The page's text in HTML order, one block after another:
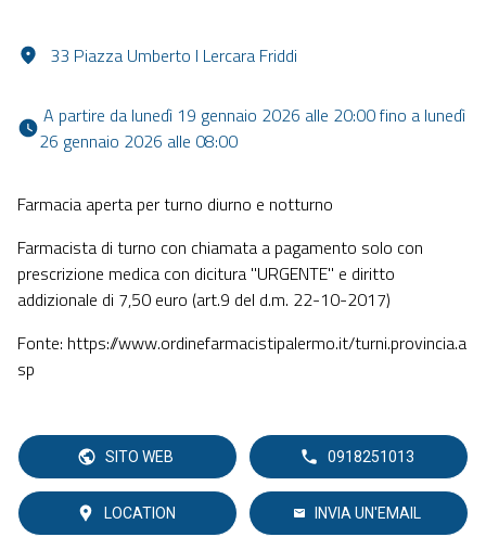
33 Piazza Umberto I Lercara Friddi
26 gennaio 2026 alle 08:00
Farmacia aperta per turno diurno e notturno
Farmacista di turno con chiamata a pagamento solo con
prescrizione medica con dicitura "URGENTE" e diritto
addizionale di 7,50 euro (art.9 del d.m. 22-10-2017)
Fonte: https://www.ordinefarmacistipalermo.it/turni.provincia.a
sp
SITO WEB 0918251013
LOCATION INVIA UN'EMAIL